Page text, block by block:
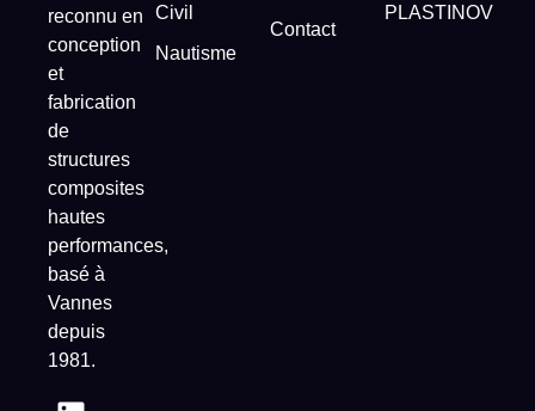
reconnu en
conception
et
fabrication
de
structures
composites
hautes
performances,
basé à
Vannes
depuis
1981.
Civil
Nautisme
Contact
PLASTINOV